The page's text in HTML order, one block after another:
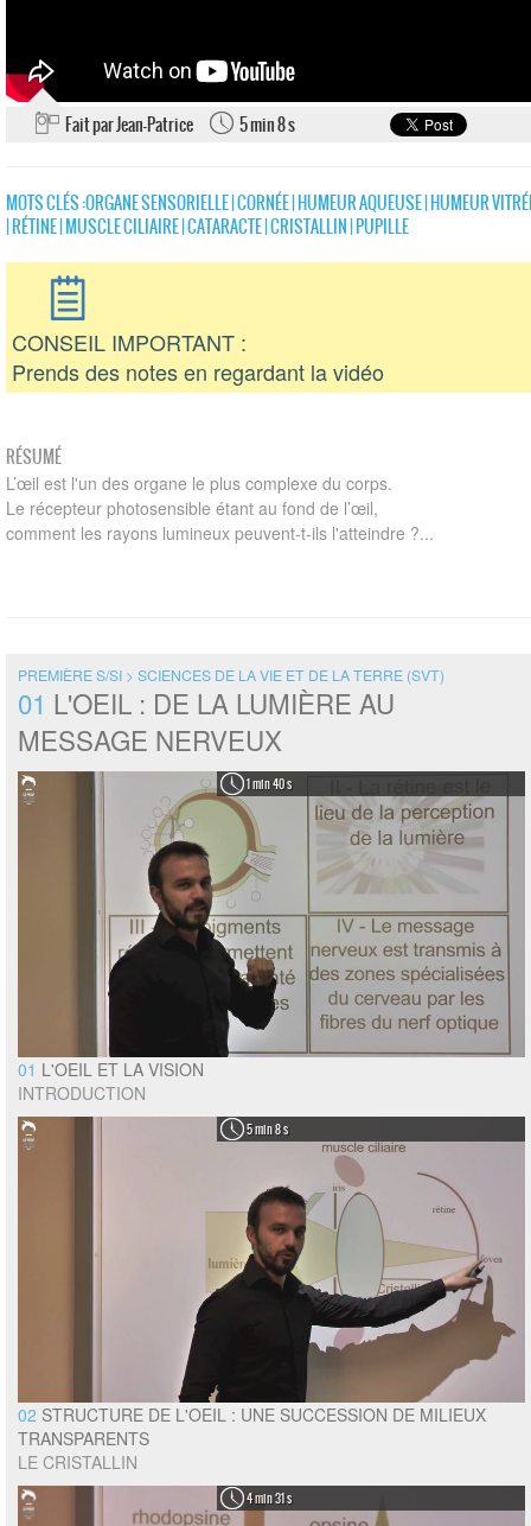
Fait par Jean-Patrice 5 min 8 s
MOTS CLÉS :ORGANE SENSORIELLE|CORNÉE|HUMEUR AQUEUSE|HUMEUR
|RÉTINE|MUSCLE CILIAIRE|CATARACTE|CRISTALLIN|PUPILLE
CONSEIL IMPORTANT :
Prends des notes en regardant la vidéo
RÉSUMÉ
L’œil est l'un des organe le plus complexe du corps.
Le récepteur photosensible étant au fond de l’œil,
comment les rayons lumineux peuvent-t-ils l'atteindre ?...
PREMIÈRE S/SI > SCIENCES DE LA VIE ET DE LA TERRE (SVT)
01 L'OEIL : DE LA LUMIÈRE AU
MESSAGE NERVEUX
1 min 40 s
01 L'OEIL ET LA VISION
INTRODUCTION
5 min 8 s
02 STRUCTURE DE L'OEIL : UNE SUCCESSION DE MILIEUX
TRANSPARENTS
LE CRISTALLIN
4 min 31 s